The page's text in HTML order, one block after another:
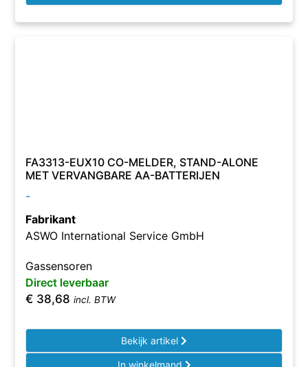
FA3313-EUX10 CO-MELDER, STAND-ALONE
MET VERVANGBARE AA-BATTERIJEN
-
Fabrikant
ASWO International Service GmbH
Gassensoren
Direct leverbaar
€ 38,68 incl. BTW
Bekijk artikel
In winkelmand